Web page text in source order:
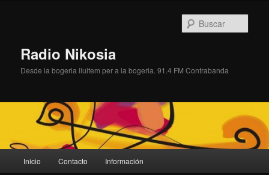
Radio Nikosia
Desde la bogeria lluitem per a la bogeria. 91.4 FM Contrabanda
principal
Inicio Contacto Información